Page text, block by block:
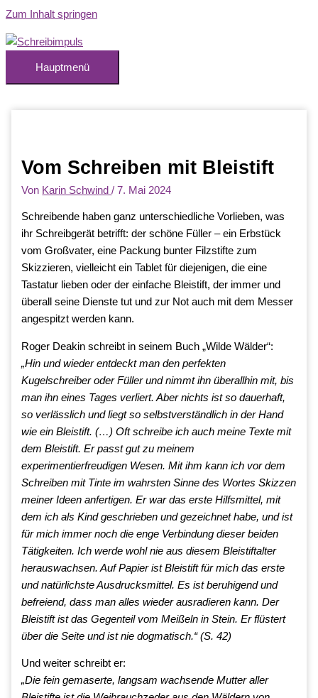
Zum Inhalt springen
Hauptmenü
Vom Schreiben mit Bleistift
Von Karin Schwind/7. Mai 2024
Schreibende haben ganz unterschiedliche Vorlieben, was
ihr Schreibgerät betrifft: der schöne Füller – ein Erbstück
vom Großvater, eine Packung bunter Filzstifte zum
Skizzieren, vielleicht ein Tablet für diejenigen, die eine
Tastatur lieben oder der einfache Bleistift, der immer und
überall seine Dienste tut und zur Not auch mit dem Messer
angespitzt werden kann.
Roger Deakin schreibt in seinem Buch „Wilde Wälder“:
„Hin und wieder entdeckt man den perfekten
Kugelschreiber oder Füller und nimmt ihn überallhin mit, bis
man ihn eines Tages verliert. Aber nichts ist so dauerhaft,
so verlässlich und liegt so selbstverständlich in der Hand
wie ein Bleistift. (…) Oft schreibe ich auch meine Texte mit
dem Bleistift. Er passt gut zu meinem
experimentierfreudigen Wesen. Mit ihm kann ich vor dem
Schreiben mit Tinte im wahrsten Sinne des Wortes Skizzen
meiner Ideen anfertigen. Er war das erste Hilfsmittel, mit
dem ich als Kind geschrieben und gezeichnet habe, und ist
für mich immer noch die enge Verbindung dieser beiden
Tätigkeiten. Ich werde wohl nie aus diesem Bleistiftalter
herauswachsen. Auf Papier ist Bleistift für mich das erste
und natürlichste Ausdrucksmittel. Es ist beruhigend und
befreiend, dass man alles wieder ausradieren kann. Der
Bleistift ist das Gegenteil vom Meißeln in Stein. Er flüstert
über die Seite und ist nie dogmatisch.“ (S. 42)
Und weiter schreibt er:
„Die fein gemaserte, langsam wachsende Mutter aller